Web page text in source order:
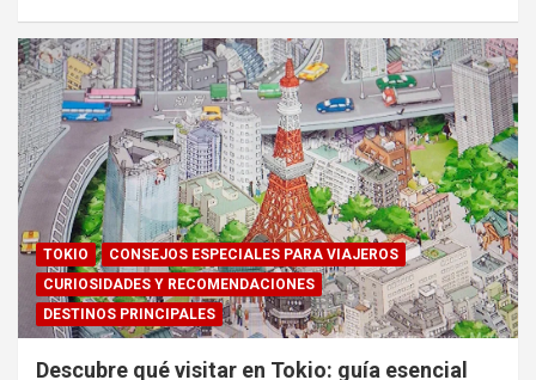
TOKIO
CONSEJOS ESPECIALES PARA VIAJEROS
CURIOSIDADES Y RECOMENDACIONES
DESTINOS PRINCIPALES
Descubre qué visitar en Tokio: guía esencial